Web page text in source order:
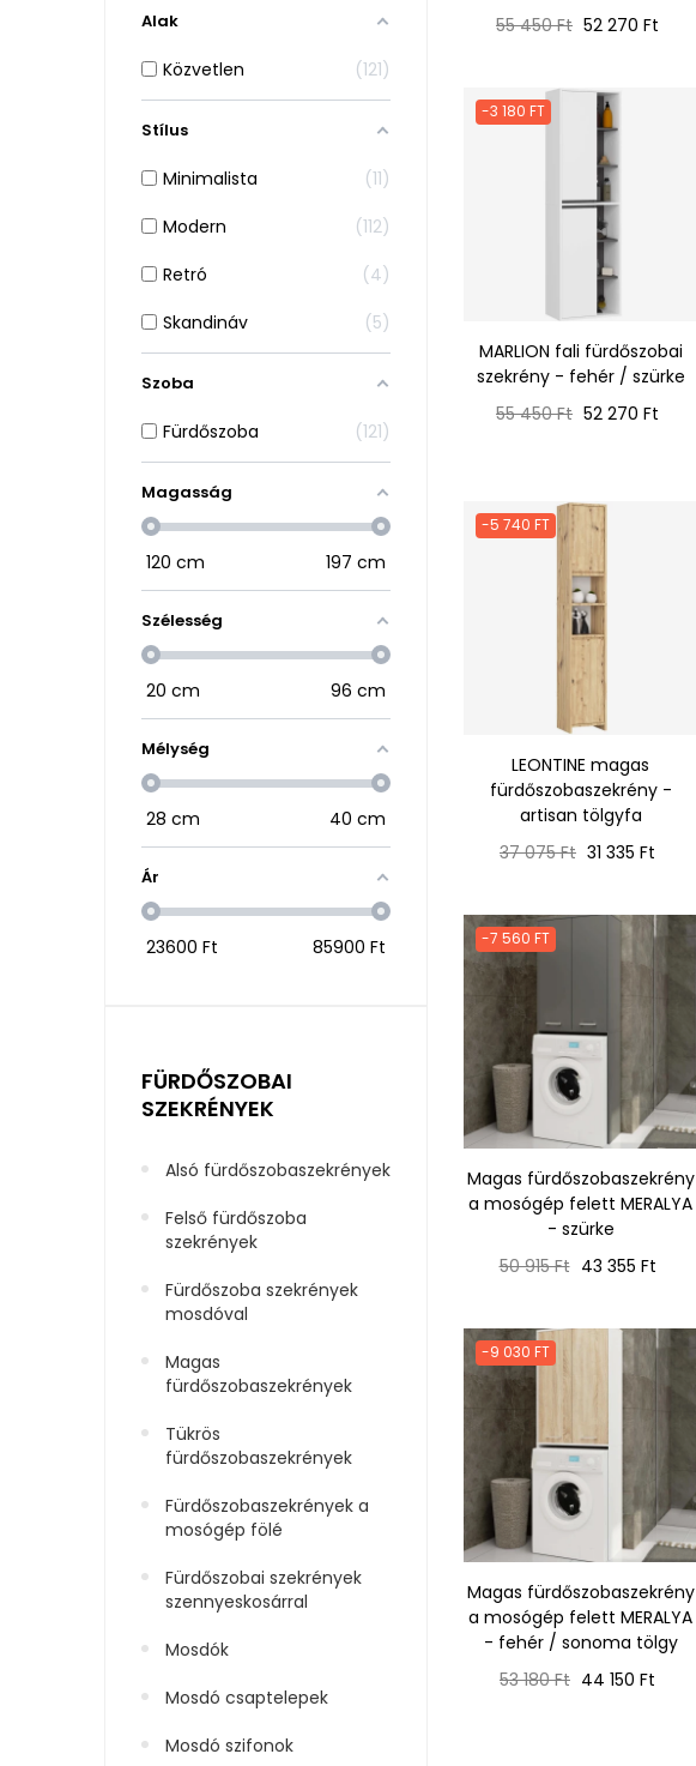
Alak
Közvetlen 121
Stílus
Minimalista
11
Modern
112
Retró
4
Skandináv
5
Szoba
Fürdőszoba 121
Magasság
120 cm 197 cm
Szélesség
20 cm 96 cm
Mélység
28 cm 40 cm
Ár
23600 Ft 85900 Ft
FÜRDŐSZOBAI
SZEKRÉNYEK
Alsó fürdőszobaszekrények
Felső fürdőszoba
szekrények
Fürdőszoba szekrények
mosdóval
Magas
fürdőszobaszekrények
Tükrös
fürdőszobaszekrények
Fürdőszobaszekrények a
mosógép fölé
Fürdőszobai szekrények
szennyeskosárral
Mosdók
Mosdó csaptelepek
Mosdó szifonok
Normál
55 450 Ft Ár
52 270 Ft
-3 180 FT
MARLION fali fürdőszobai
szekrény - fehér / szürke
Normál
55 450 Ft Ár
52 270 Ft
-5 740 FT
LEONTINE magas
fürdőszobaszekrény -
artisan tölgyfa
Normál
37 075 Ft Ár
31 335 Ft
-7 560 FT
Magas fürdőszobaszekrény
a mosógép felett MERALYA
- szürke
Normál
50 915 Ft Ár
43 355 Ft
-9 030 FT
Magas fürdőszobaszekrény
a mosógép felett MERALYA
- fehér / sonoma tölgy
Normál
53 180 Ft Ár
44 150 Ft